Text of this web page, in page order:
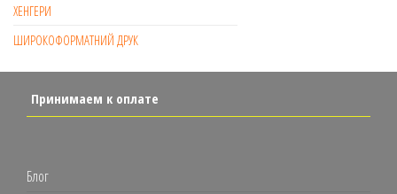
ХЕНГЕРИ
ШИРОКОФОРМАТНИЙ ДРУК
Принимаем к оплате
Блог